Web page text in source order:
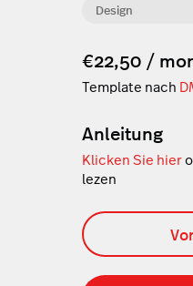
Design
€22,50 /
Template nach
Anleitung
Klicken Sie hier
lezen